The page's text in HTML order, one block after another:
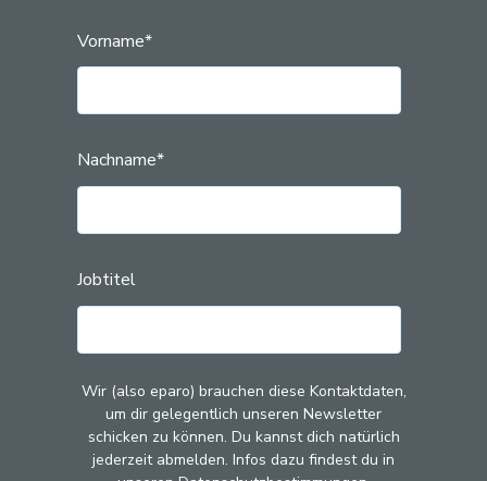
Vorname*
Nachname*
Jobtitel
Wir (also eparo) brauchen diese Kontaktdaten,
um dir gelegentlich unseren Newsletter
schicken zu können. Du kannst dich natürlich
jederzeit abmelden. Infos dazu findest du in